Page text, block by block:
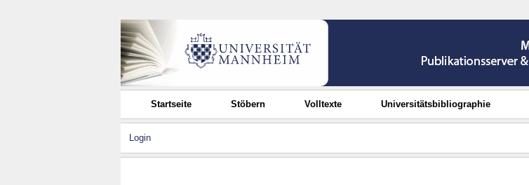
Startseite Stöbern Volltexte Universitätsbibliographie
Login